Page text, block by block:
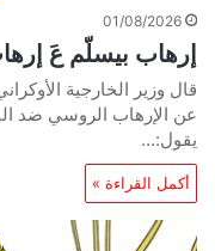
01/08/2026
إرهاب بيسلّم عَ
قال وزير الخارجية
عن الإرهاب الروسي ضد
يقول:…
أكمل القراءة »